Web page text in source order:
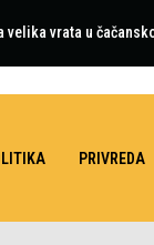
velika vrata u
PRIVREDA